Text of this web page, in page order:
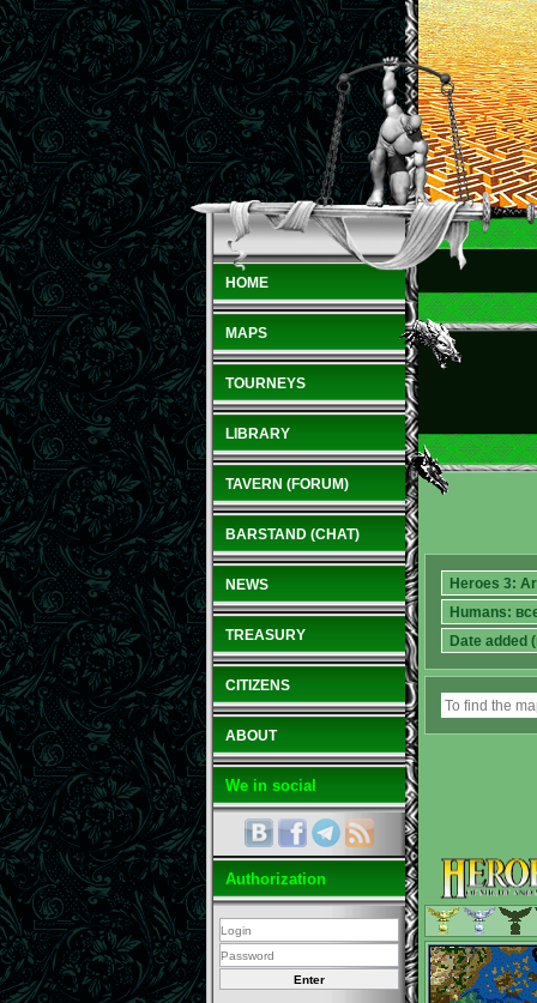
HOME
MAPS
TOURNEYS
LIBRARY
TAVERN (FORUM)
BARSTAND (CHAT)
NEWS
TREASURY
CITIZENS
ABOUT
We in social
Authorization